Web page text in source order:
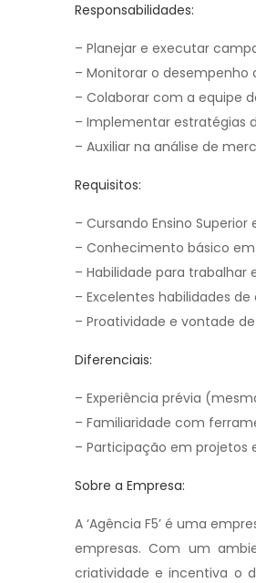
Responsabilidades:
– Planejar e executar
– Monitorar o desempenho
– Colaborar com a equipe
– Implementar estratégias
– Auxiliar na análise de
Requisitos:
– Cursando Ensino
– Conhecimento básico
– Habilidade para
– Excelentes habilidades
– Proatividade e vontade
Diferenciais:
– Experiência prévia
– Familiaridade com
– Participação em projetos
Sobre a Empresa:
A ‘Agência F5’ é uma
empresas. Com um
criatividade e incentiva o